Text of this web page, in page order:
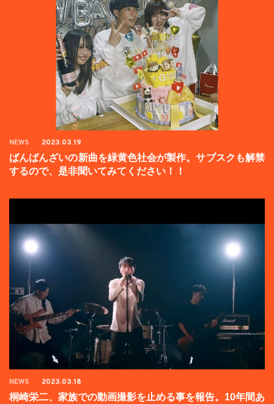
NEWS 2023.03.19
ばんばんざいの新曲を緑黄色社会が製作。サブスクも解禁
するので、是非聞いてみてください！！
NEWS 2023.03.18
桐崎栄二、家族での動画撮影を止める事を報告。10年間あ